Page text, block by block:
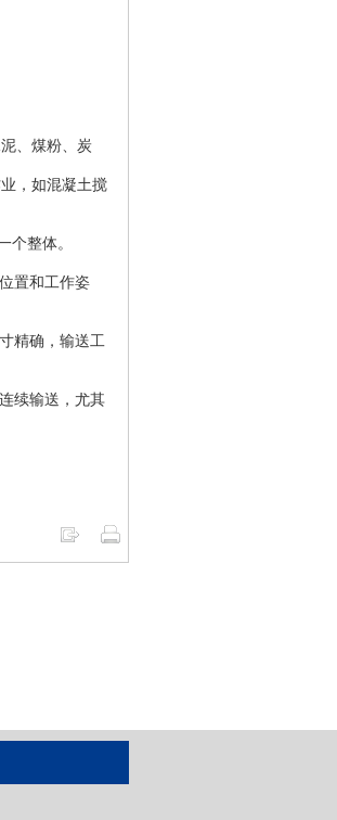
、煤粉、炭
，如混凝土搅
整体。
置和工作姿
精确，输送工
续输送，尤其